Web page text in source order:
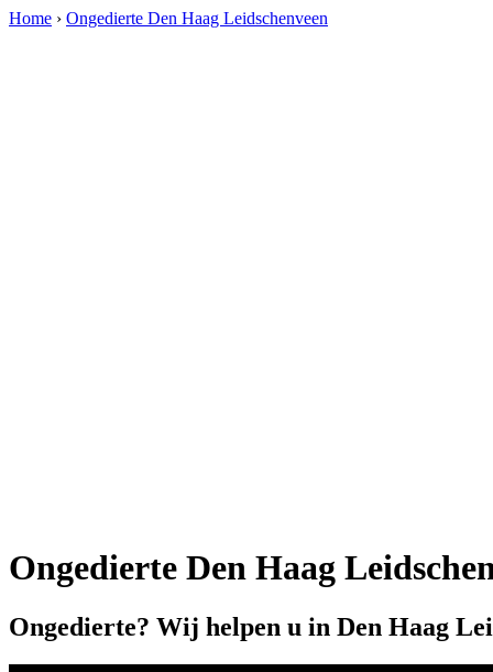
Home › Ongedierte Den Haag Leidschenveen
Ongedierte Den Haag
Ongedierte? Wij helpen u in Den Haag